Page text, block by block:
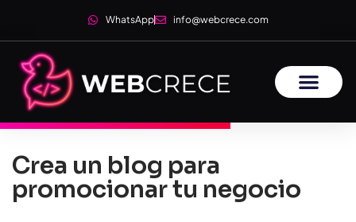
WhatsApp info@webcrece.com
Crea un blog para
promocionar tu negocio